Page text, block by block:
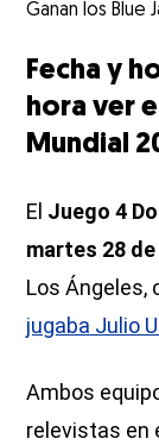
Ganan los Blue
Fecha y
hora ver
Mundial
El Juego 4
martes 28
Los Ángeles,
jugaba Julio
Ambos
relevistas en